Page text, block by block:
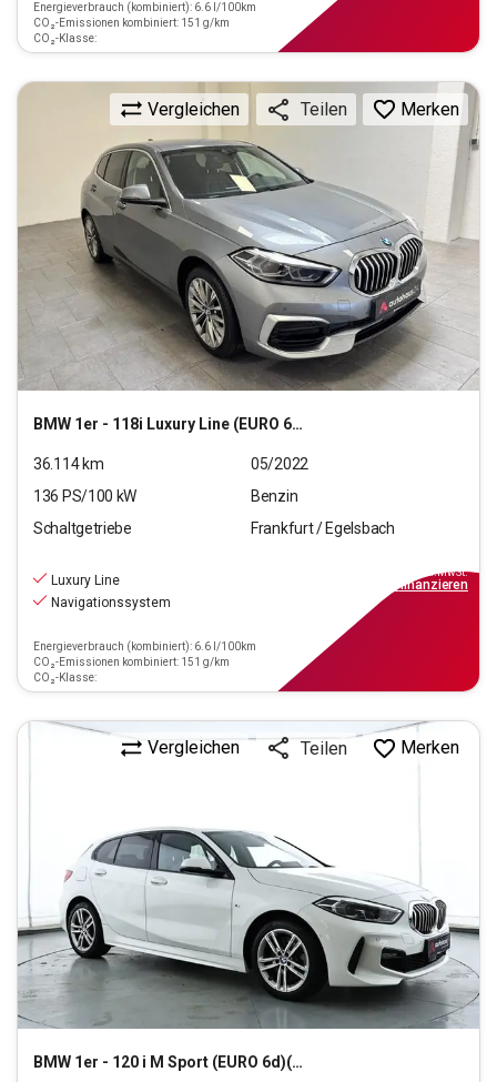
Energieverbrauch (kombiniert): 6.6 l/100km
CO₂-Emissionen kombiniert: 151 g/km
CO₂-Klasse:
BMW 1er - 118i Luxury Line (EURO 6d)(OPF)
Vergleichen Teilen Merken
36.114km
05/2022
136 PS/100 kW
Benzin
Schaltgetriebe
Frankfurt / Egelsbach
Luxury Line
Navigationssystem
Energieverbrauch (kombiniert): 6.6 l/100km
CO₂-Emissionen kombiniert: 151 g/km
CO₂-Klasse:
inkl.MwSt.
finanzieren
BMW 1er - 120 i M Sport (EURO 6d)(OPF)
Vergleichen Teilen Merken